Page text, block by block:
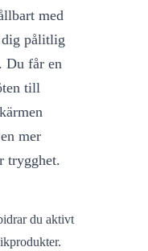
med
pålitlig
Du får en
till
mer
trygghet.
du aktivt